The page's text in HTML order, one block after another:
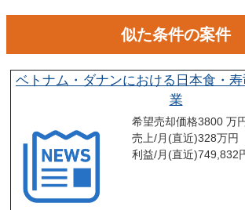
似た条件の案件
ベトナム・ダナンにおける日本食・
業
希望売却価格3800 万
売上/月(直近)328万円
利益/月(直近)749,832